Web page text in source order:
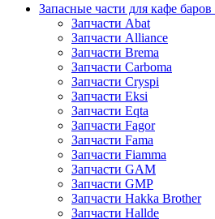
Запасные части для кафе баров
Запчасти Abat
Запчасти Alliance
Запчасти Brema
Запчасти Carboma
Запчасти Cryspi
Запчасти Eksi
Запчасти Eqta
Запчасти Fagor
Запчасти Fama
Запчасти Fiamma
Запчасти GAM
Запчасти GMP
Запчасти Hakka Brother
Запчасти Hallde